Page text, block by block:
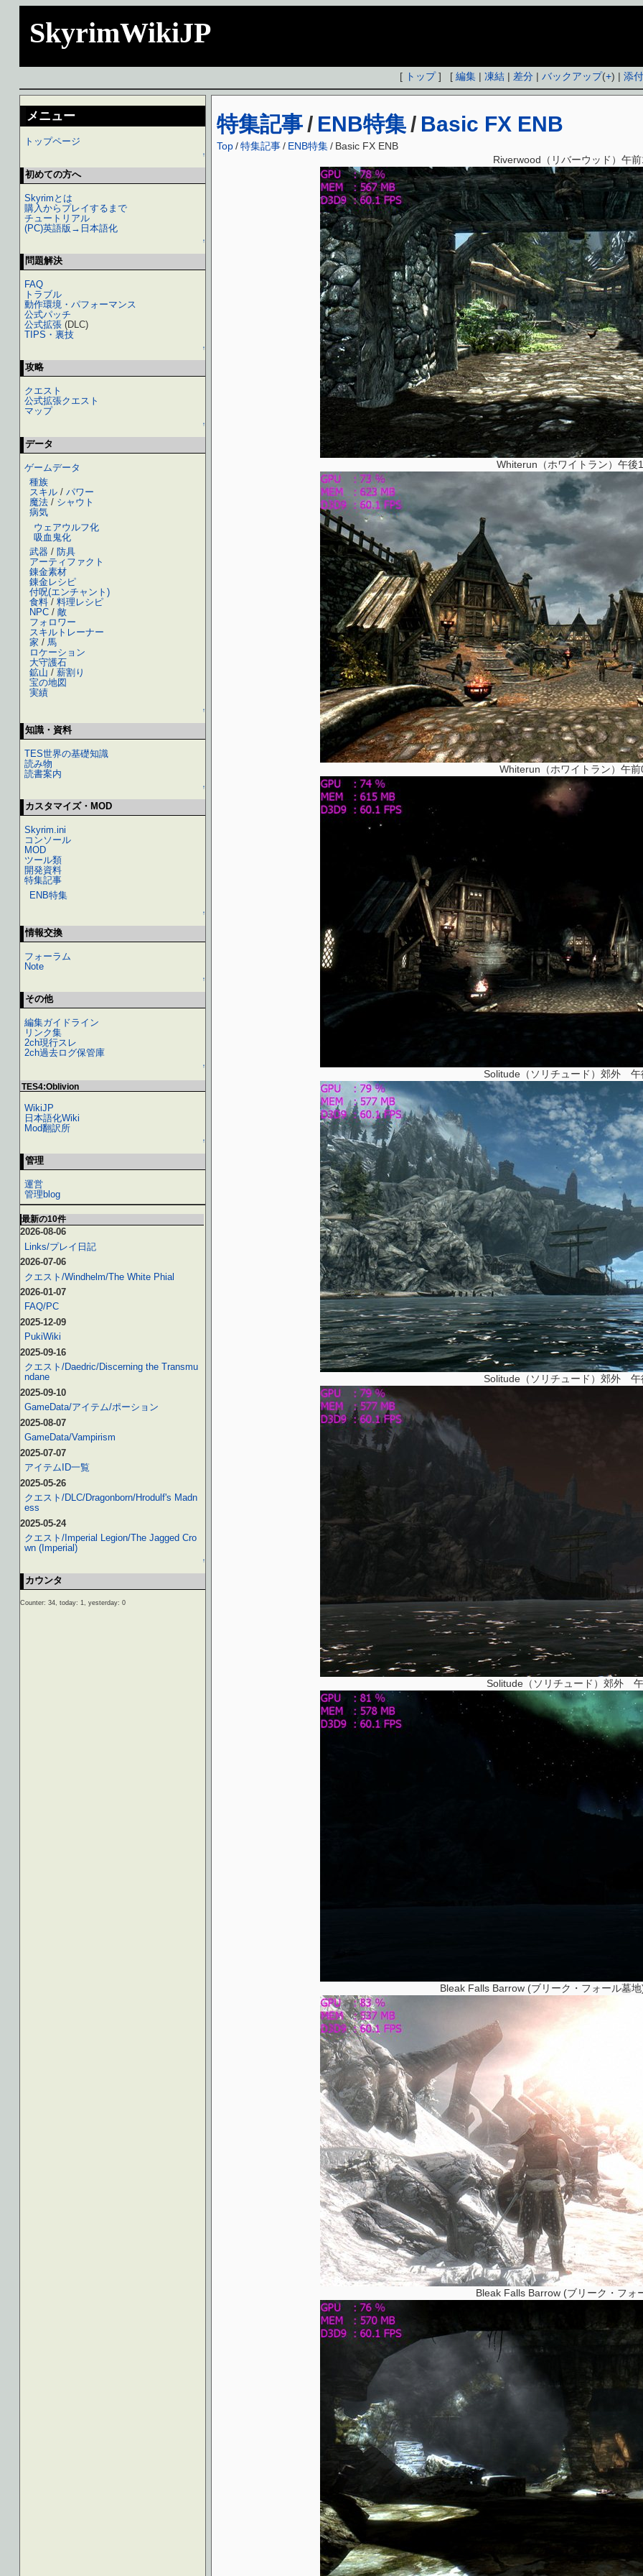
SkyrimWikiJP
[ トップ] [編集 |凍結 | 差分 |バックアップ(+) |添
特集記事 / ENB特集 / Basic FX ENB
Top/特集記事/ ENB特集 / Basic FX ENB
Riverwood（リバーウッド）午
Whiterun（ホワイトラン）午後
Whiterun（ホワイトラン）午前
Solitude（ソリチュード）郊外 午
Solitude（ソリチュード）郊外 午
Solitude（ソリチュード）郊外
Bleak Falls Barrow (ブリーク・フォール墓
Bleak Falls Barrow (ブリーク・フォ
メニュー
トップページ
↑
初めての方へ
Skyrimとは
購入からプレイするまで
チュートリアル
(PC)英語版→日本語化
↑
問題解決
FAQ
トラブル
動作環境・パフォーマンス
公式パッチ
公式拡張 (DLC)
TIPS・裏技
↑
攻略
クエスト
公式拡張クエスト
マップ
↑
データ
ゲームデータ
種族
スキル/ パワー
魔法/ シャウト
病気
ウェアウルフ化
吸血鬼化
武器 / 防具
アーティファクト
錬金素材
錬金レシピ
付呪(エンチャント)
食料/ 料理レシピ
NPC/ 敵
フォロワー
スキルトレーナー
家 / 馬
ロケーション
大守護石
鉱山 / 薪割り
宝の地図
実績
↑
知識・資料
TES世界の基礎知識
読み物
読書案内
↑
カスタマイズ・MOD
Skyrim.ini
コンソール
MOD
ツール類
開発資料
特集記事
ENB特集
↑
情報交換
フォーラム
Note
↑
その他
編集ガイドライン
リンク集
2ch現行スレ
2ch過去ログ保管庫
↑
TES4:Oblivion
WikiJP
日本語化Wiki
Mod翻訳所
↑
管理
運営
管理blog
最新の10件
2026-08-06
Links/プレイ日記
2026-07-06
クエスト/Windhelm/The White Phial
2026-01-07
FAQ/PC
2025-12-09
PukiWiki
2025-09-16
クエスト/Daedric/Discerning the Transmu
ndane
2025-09-10
GameData/アイテム/ポーション
2025-08-07
GameData/Vampirism
2025-07-07
アイテムID一覧
2025-05-26
クエスト/DLC/Dragonborn/Hrodulf's Madn
ess
2025-05-24
クエスト/Imperial Legion/The Jagged Cro
wn (Imperial)
↑
カウンタ
Counter: 34, today: 1, yesterday: 0